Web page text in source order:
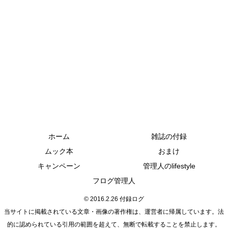
ホーム
雑誌の付録
ムック本
おまけ
キャンペーン
管理人のlifestyle
フログ管理人
© 2016.2.26 付録ログ
当サイトに掲載されている文章・画像の著作権は、運営者に帰属しています。法
的に認められている引用の範囲を超えて、無断で転載することを禁止します。